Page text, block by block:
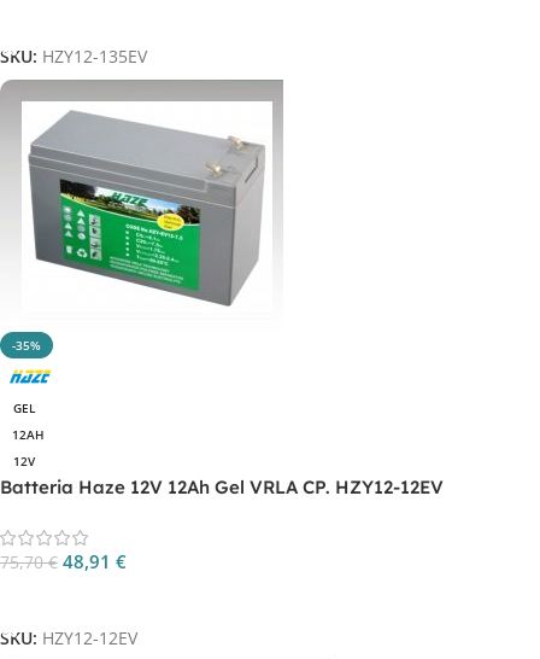
SKU: HZY12-135EV
-35%
GEL
12AH
12V
Batteria Haze 12V 12Ah Gel VRLA CP. HZY12-12EV
75,70€ 48,91 €
SKU: HZY12-12EV